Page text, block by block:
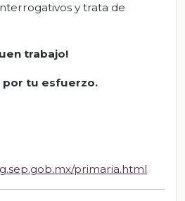
y trata de
trabajo!
por tu esfuerzo.
primaria.html